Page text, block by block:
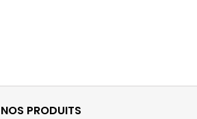
NOS PRODUITS